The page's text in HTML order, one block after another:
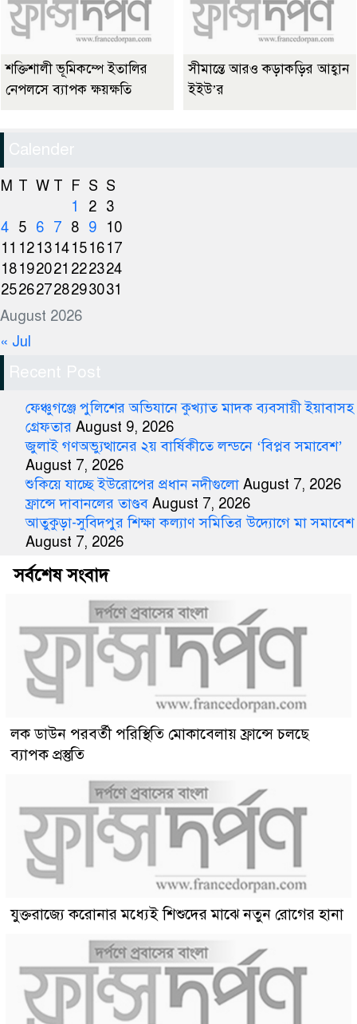
শক্তিশালী ভূমিকম্পে ইতালির
নেপলসে ব্যাপক ক্ষয়ক্ষতি
সীমান্তে আরও কড়াকড়ির আহ্বান
ইইউ’র
Calender
August 2026
M T W T F S S
1
2 3
4 5 6 7 8 9
10
11 121314151617
18192021 222324
25262728293031
« Jul
Recent Post
ফেঞ্চুগঞ্জে পুলিশের অভিযানে কুখ্যাত মাদক ব্যবসায়ী ইয়াবাসহ
গ্রেফতার August 9, 2026
জুলাই গণঅভ্যুত্থানের ২য় বার্ষিকীতে লন্ডনে ‘বিপ্লব সমাবেশ’
August 7, 2026
শুকিয়ে যাচ্ছে ইউরোপের প্রধান নদীগুলো August 7, 2026
ফ্রান্সে দাবানলের তাণ্ডব August 7, 2026
আতুকুড়া-সুবিদপুর শিক্ষা কল্যাণ সমিতির উদ্যোগে মা সমাবেশ
August 7, 2026
সর্বশেষ সংবাদ
লক ডাউন পরবর্তী পরিস্থিতি মোকাবেলায় ফ্রান্সে চলছে
ব্যাপক প্রস্তুতি
যুক্তরাজ্যে করোনার মধ্যেই শিশুদের মাঝে নতুন রোগের হানা